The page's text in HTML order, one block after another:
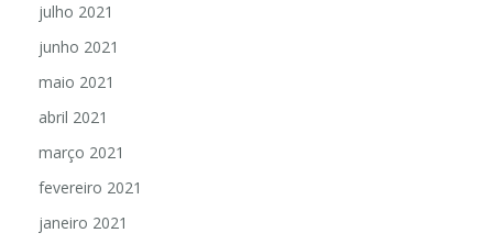
julho 2021
junho 2021
maio 2021
abril 2021
março 2021
fevereiro 2021
janeiro 2021